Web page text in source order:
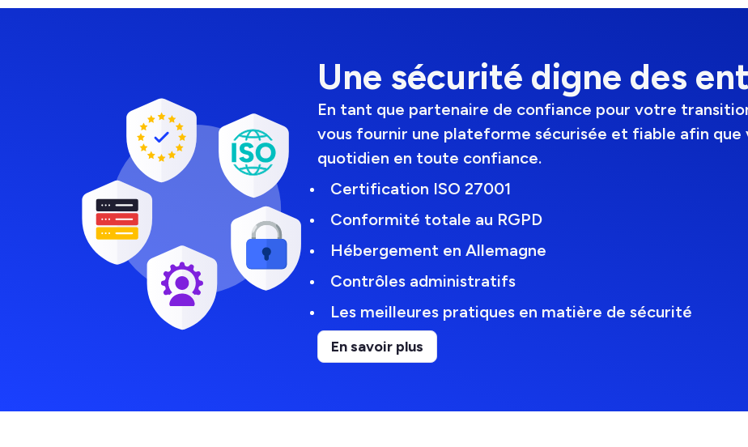
Une sécurité digne des
En tant que partenaire de confiance pour votre
vous fournir une plateforme sécurisée et fiable afin
quotidien en toute confiance.
Certification ISO 27001
Conformité totale au RGPD
Hébergement en Allemagne
Contrôles administratifs
Les meilleures pratiques en matière de sécurité
En savoir plus